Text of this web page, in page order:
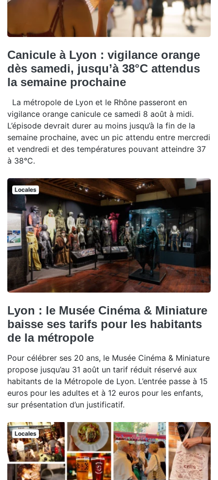
Canicule à Lyon : vigilance orange
dès samedi, jusqu’à 38°C attendus
la semaine prochaine
La métropole de Lyon et le Rhône passeront en
vigilance orange canicule ce samedi 8 août à midi.
L’épisode devrait durer au moins jusqu’à la fin de la
semaine prochaine, avec un pic attendu entre mercredi
et vendredi et des températures pouvant atteindre 37
à 38°C.
Locales
Lyon : le Musée Cinéma & Miniature
baisse ses tarifs pour les habitants
de la métropole
Pour célébrer ses 20 ans, le Musée Cinéma & Miniature
propose jusqu’au 31 août un tarif réduit réservé aux
habitants de la Métropole de Lyon. L’entrée passe à 15
euros pour les adultes et à 12 euros pour les enfants,
sur présentation d’un justificatif.
Locales